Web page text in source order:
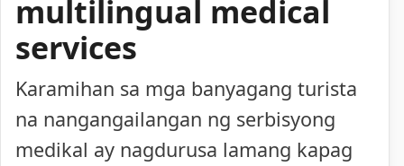
multilingual medical
services
Karamihan sa mga banyagang turista
na nangangailangan ng serbisyong
medikal ay nagdurusa lamang kapag